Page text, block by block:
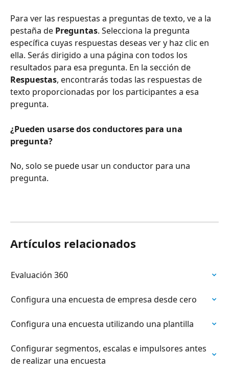
Para ver las respuestas a preguntas de texto, ve a la
pestaña de Preguntas. Selecciona la pregunta
específica cuyas respuestas deseas ver y haz clic en
ella. Serás dirigido a una página con todos los
resultados para esa pregunta. En la sección de
Respuestas, encontrarás todas las respuestas de
texto proporcionadas por los participantes a esa
pregunta.
¿Pueden usarse dos conductores para una
pregunta?
No, solo se puede usar un conductor para una
pregunta.
Artículos relacionados
Evaluación 360
Configura una encuesta de empresa desde cero
Configura una encuesta utilizando una plantilla
Configurar segmentos, escalas e impulsores antes
de realizar una encuesta